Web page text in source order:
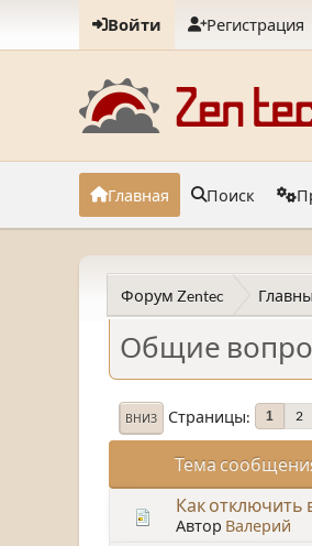
Войти Регистрация
Главная Поиск
Форум Zentec
Общие
ВНИЗ Страницы 1 2
Тема
Как отключить
Автор Валерий